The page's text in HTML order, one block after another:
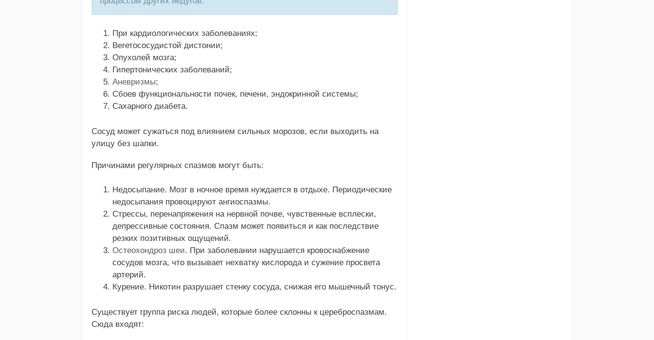
При кардиологических заболеваниях;
Вегетососудистой дистонии;
Опухолей мозга;
Гипертонических заболеваний;
Аневризмы;
Сбоев функциональности почек, печени, эндокринной системы;
Сахарного диабета.
Сосуд может сужаться под влиянием сильных морозов, если выходить на
улицу без шапки.
Причинами регулярных спазмов могут быть:
Недосыпание. Мозг в ночное время нуждается в отдыхе. Периодические
недосыпания провоцируют ангиоспазмы.
Стрессы, перенапряжения на нервной почве, чувственные всплески,
депрессивные состояния. Спазм может появиться и как последствие
резких позитивных ощущений.
Остеохондроз шеи. При заболевании нарушается кровоснабжение
сосудов мозга, что вызывает нехватку кислорода и сужение просвета
артерий.
Курение. Никотин разрушает стенку сосуда, снижая его мышечный тонус.
Существует группа риска людей, которые более склонны к цереброспазмам.
Сюда входят: